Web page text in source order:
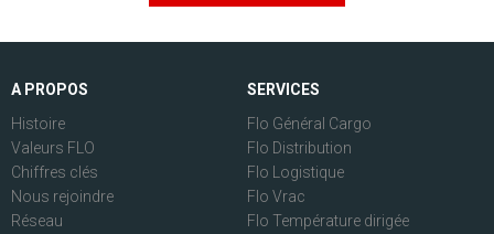
A PROPOS
Histoire
Valeurs FLO
Chiffres clés
Nous rejoindre
Réseau
SERVICES
Flo Général Cargo
Flo Distribution
Flo Logistique
Flo Vrac
Flo Température dirigée